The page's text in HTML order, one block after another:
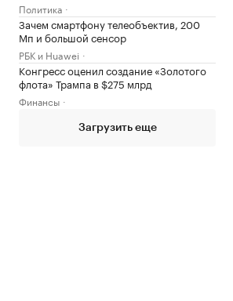
Политика
Зачем смартфону телеобъектив, 200
Мп и большой сенсор
РБК и Huawei
Конгресс оценил создание «Золотого
флота» Трампа в $275 млрд
Финансы
Загрузить еще